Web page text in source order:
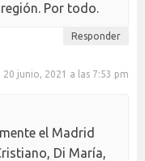
Por todo.
Responder
20 junio, 2021 a las 7:53 pm
el Madrid
Di María,